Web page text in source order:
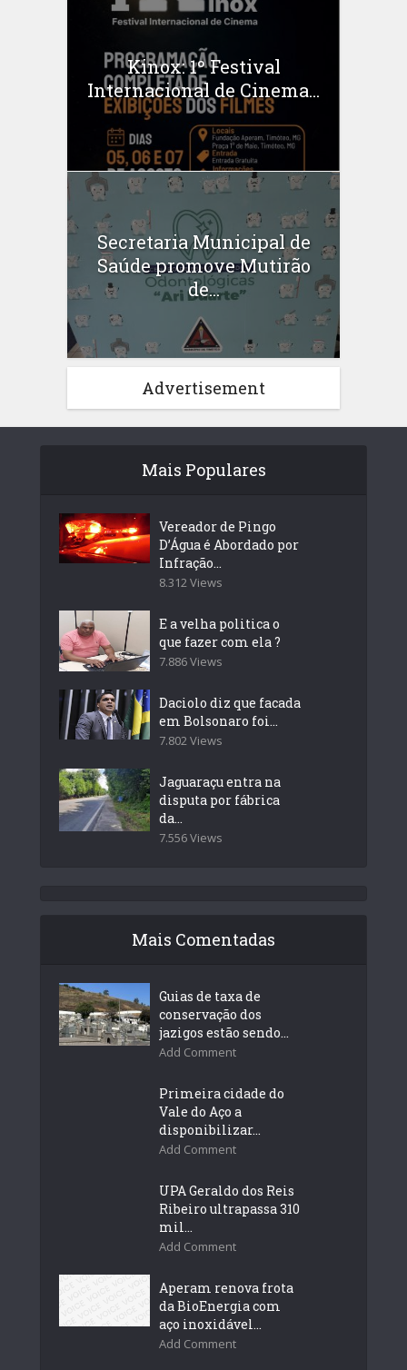
Kinox: 1º Festival
Internacional de Cinema...
Secretaria Municipal de
Saúde promove Mutirão
de...
Advertisement
Mais Populares
Vereador de Pingo
D’Água é Abordado por
Infração...
8.312 Views
E a velha politica o
que fazer com ela ?
7.886 Views
Daciolo diz que facada
em Bolsonaro foi...
7.802 Views
Jaguaraçu entra na
disputa por fábrica
da...
7.556 Views
Mais Comentadas
Guias de taxa de
conservação dos
jazigos estão sendo...
Add Comment
Primeira cidade do
Vale do Aço a
disponibilizar...
Add Comment
UPA Geraldo dos Reis
Ribeiro ultrapassa 310
mil...
Add Comment
Aperam renova frota
da BioEnergia com
aço inoxidável...
Add Comment